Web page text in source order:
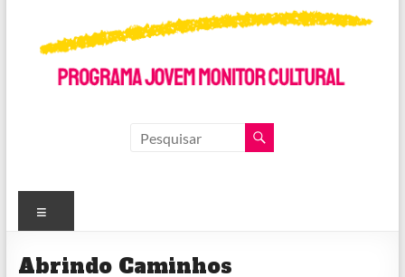
PROGRAMA
MONITOR
CULTURAL
Abrindo Caminhos